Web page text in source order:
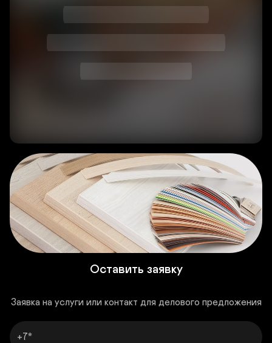
О связи с нами и заявках!
Удобный заказ распила и кромления
любых плит
Хотите заказать распил и кромление плит, но не
нужно быть профессионалом. Достаточно
просто указать нужные размеры, а всё остальное
Оставить заявку
Заявка на услуги или контакт для делового предложения
+7